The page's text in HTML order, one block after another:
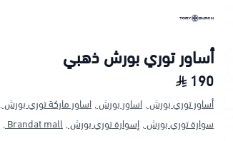
أساور توري بورش ذهبي
190
أساور توري بورش , اساور بورش , اساور ماركة توري بورش ,
سوارة توري بورش , إسوارة توري بورش , Brandat mall ,